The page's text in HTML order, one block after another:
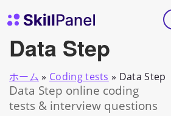
スキルパネル ホームページ
Data Step
ホーム » Coding tests » Data Step
Data Step online coding
tests & interview questions